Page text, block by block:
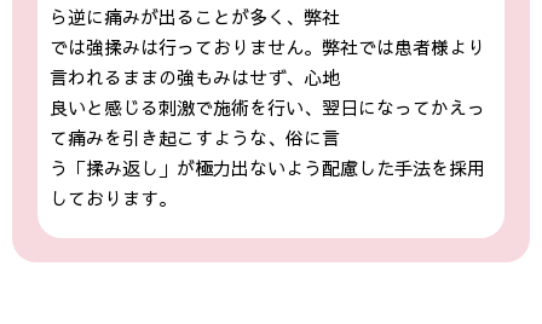
ら逆に痛みが出ることが多く、弊社
では強揉みは行っておりません。弊社では患者様より
言われるままの強もみはせず、心地
良いと感じる刺激で施術を行い、翌日になってかえっ
て痛みを引き起こすような、俗に言
う「揉み返し」が極力出ないよう配慮した手法を採用
しております。